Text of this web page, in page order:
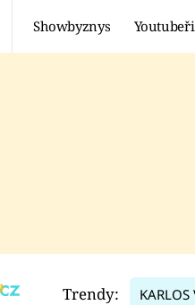
Showbyznys Youtubeři
TADEÁŠ KUBĚNKA
DATEL
Trendy: